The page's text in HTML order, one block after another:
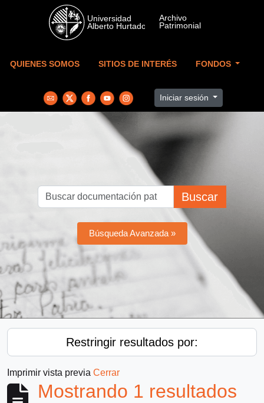
Skip to main content
QUIENES SOMOS SITIOS DE INTERÉS FONDOS
Iniciar sesión
Buscar
Búsqueda Avanzada »
Restringir resultados por:
Imprimir vista previa Cerrar
Mostrando 1 resultados